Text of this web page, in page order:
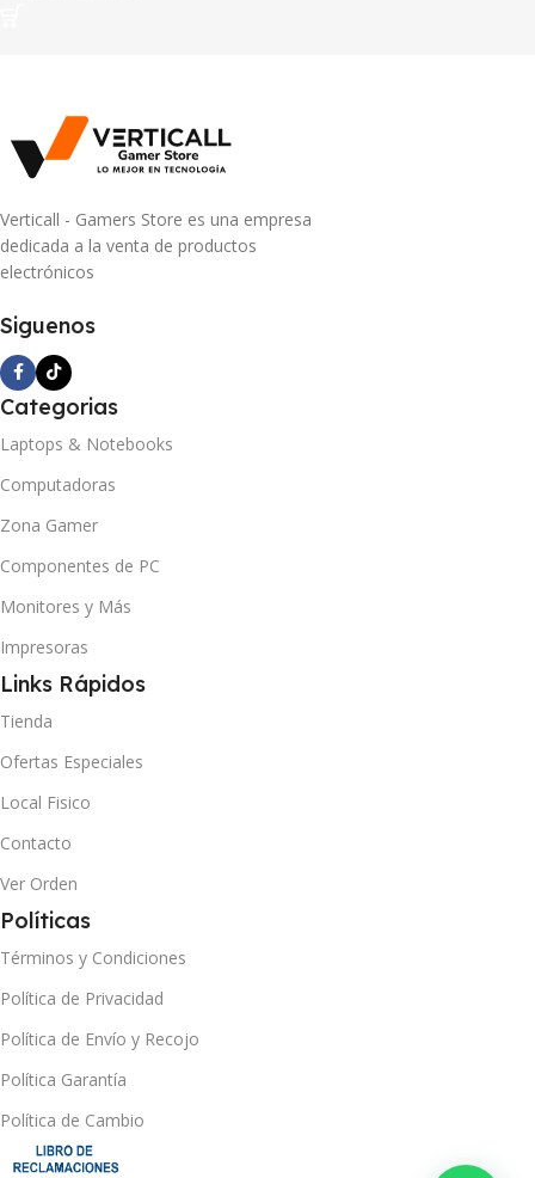
Verticall - Gamers Store es una empresa
dedicada a la venta de productos
electrónicos
Siguenos
Categorias
Laptops & Notebooks
Computadoras
Zona Gamer
Componentes de PC
Monitores y Más
Impresoras
Links Rápidos
Tienda
Ofertas Especiales
Local Fisico
Contacto
Ver Orden
Políticas
Términos y Condiciones
Política de Privacidad
Política de Envío y Recojo
Política Garantía
Política de Cambio